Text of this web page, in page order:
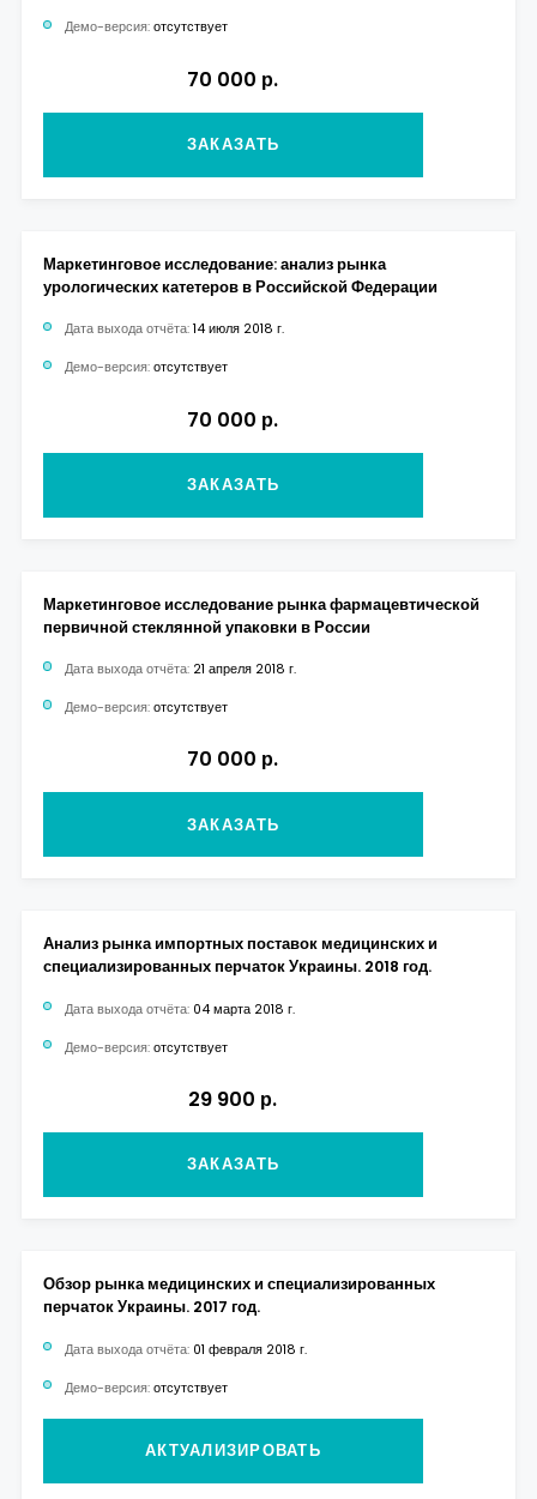
Демо-версия: отсутствует
70 000 р.
ЗАКАЗАТЬ
Маркетинговое исследование: анализ рынка
урологических катетеров в Российской Федерации
Дата выхода отчёта: 14 июля 2018 г.
Демо-версия: отсутствует
70 000 р.
ЗАКАЗАТЬ
Маркетинговое исследование рынка фармацевтической
первичной стеклянной упаковки в России
Дата выхода отчёта: 21 апреля 2018 г.
Демо-версия: отсутствует
70 000 р.
ЗАКАЗАТЬ
Анализ рынка импортных поставок медицинских и
специализированных перчаток Украины. 2018 год.
Дата выхода отчёта: 04 марта 2018 г.
Демо-версия: отсутствует
29 900 р.
ЗАКАЗАТЬ
Обзор рынка медицинских и специализированных
перчаток Украины. 2017 год.
Дата выхода отчёта: 01 февраля 2018 г.
Демо-версия: отсутствует
АКТУАЛИЗИРОВАТЬ